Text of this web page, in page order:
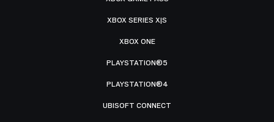
XBOX SERIES X|S
XBOX ONE
PLAYSTATION®5
PLAYSTATION®4
UBISOFT CONNECT